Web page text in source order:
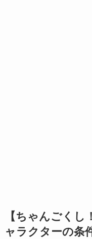
【ちゃんごくし
ャラクターの条